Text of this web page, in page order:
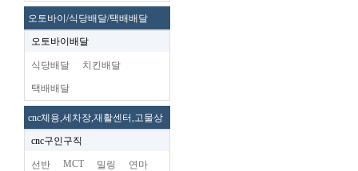
오토바이/식당배달/택배배달
오토바이배달
식당배달 치킨배달
택배배달
cnc체용,세차장,재활센터,고물상
cnc구인구직
선반 MCT 밀링 연마